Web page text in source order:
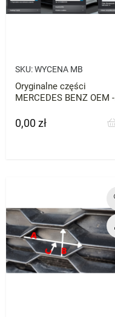
SKU:WYCENA MB
Oryginalne części
MERCEDES BENZ OEM -
Cena
0,00 zł